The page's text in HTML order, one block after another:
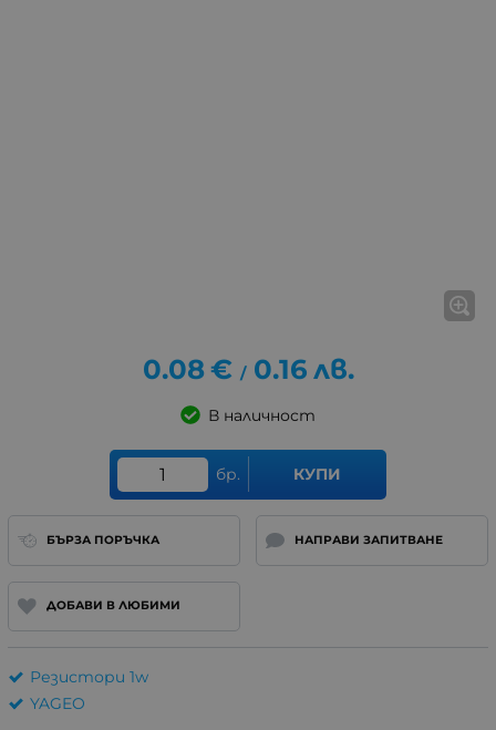
0.08€ / 0.16 лв.
В наличност
бр. КУПИ
БЪРЗА ПОРЪЧКА НАПРАВИ ЗАПИТВАНЕ
ДОБАВИ В ЛЮБИМИ
Резистори 1w
YAGEO